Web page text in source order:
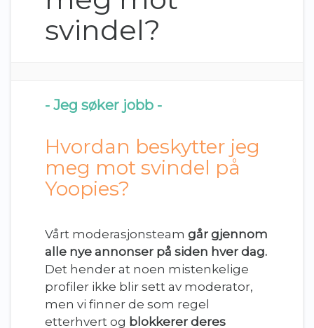
svindel?
- Jeg søker jobb -
Hvordan beskytter jeg
meg mot svindel på
Yoopies?
Vårt moderasjonsteam går gjennom
alle nye annonser på siden hver dag.
Det hender at noen mistenkelige
profiler ikke blir sett av moderator,
men vi finner de som regel
etterhvert og blokkerer deres